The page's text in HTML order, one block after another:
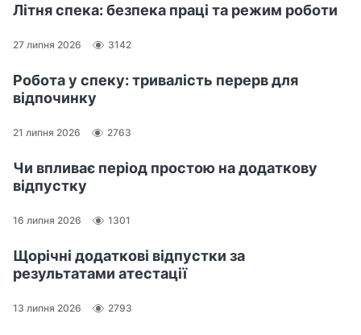
Літня спека: безпека праці та режим роботи
27 липня 2026 3142
Робота у спеку: тривалість перерв для
відпочинку
21 липня 2026 2763
Чи впливає період простою на додаткову
відпустку
16 липня 2026 1301
Щорічні додаткові відпустки за
результатами атестації
13 липня 2026 2793